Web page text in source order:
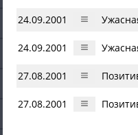
24.09.2001
24.09.2001
27.08.2001
27.08.2001